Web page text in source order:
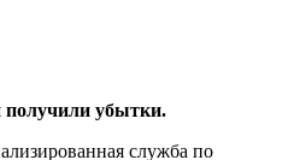
получили убытки.
служба по